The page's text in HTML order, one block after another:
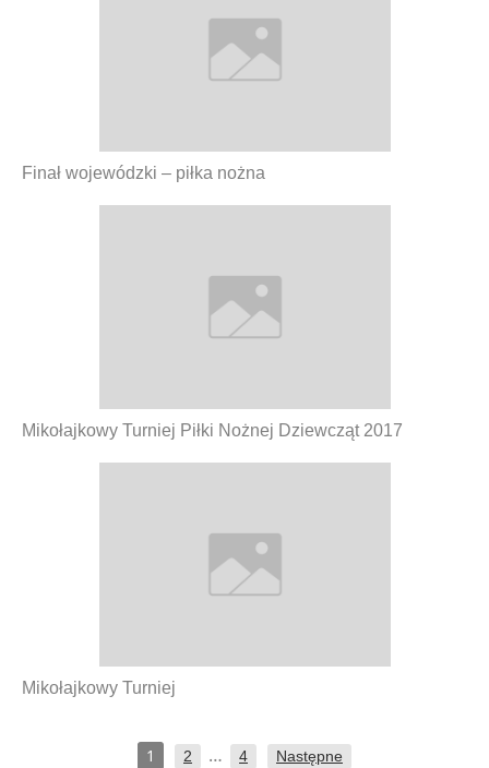
Finał wojewódzki – piłka nożna
Mikołajkowy Turniej Piłki Nożnej Dziewcząt 2017
Mikołajkowy Turniej
1 2 … 4 Następne